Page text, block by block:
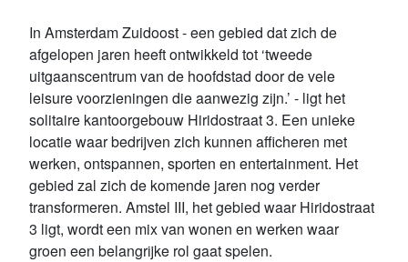
In Amsterdam Zuidoost - een gebied dat zich de
afgelopen jaren heeft ontwikkeld tot ‘tweede
uitgaanscentrum van de hoofdstad door de vele
leisure voorzieningen die aanwezig zijn.’ - ligt het
solitaire kantoorgebouw Hiridostraat 3. Een unieke
locatie waar bedrijven zich kunnen afficheren met
werken, ontspannen, sporten en entertainment. Het
gebied zal zich de komende jaren nog verder
transformeren. Amstel III, het gebied waar Hiridostraat
3 ligt, wordt een mix van wonen en werken waar
groen een belangrijke rol gaat spelen.